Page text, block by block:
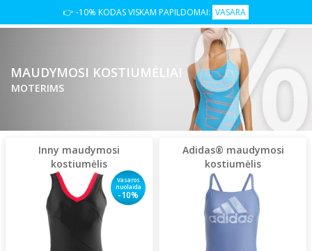
👉 -10% KODAS VISKAM PAPILDOMAI: VASARA
MAUDYMOSI KOSTIUMĖLIAI
MOTERIMS
Inny maudymosi
kostiumėlis
Vasaros
nuolaida
-10%
Adidas® maudymosi
kostiumėlis